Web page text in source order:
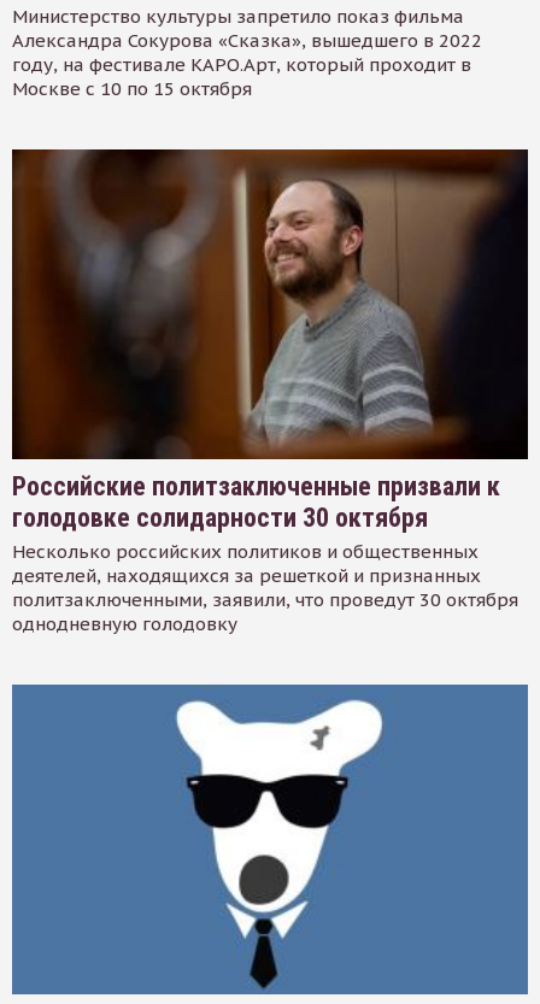
Министерство культуры запретило показ фильма
Александра Сокурова «Сказка», вышедшего в 2022
году, на фестивале КАРО.Арт, который проходит в
Москве с 10 по 15 октября
Российские политзаключенные призвали к
голодовке солидарности 30 октября
Несколько российских политиков и общественных
деятелей, находящихся за решеткой и признанных
политзаключенными, заявили, что проведут 30 октября
однодневную голодовку